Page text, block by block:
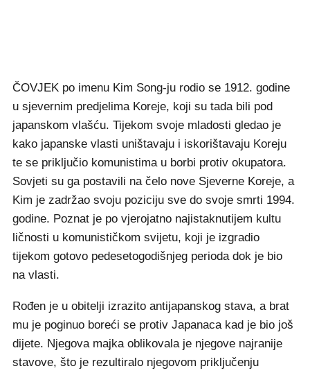
ČOVJEK po imenu Kim Song-ju rodio se 1912. godine
u sjevernim predjelima Koreje, koji su tada bili pod
japanskom vlašću. Tijekom svoje mladosti gledao je
kako japanske vlasti uništavaju i iskorištavaju Koreju
te se priključio komunistima u borbi protiv okupatora.
Sovjeti su ga postavili na čelo nove Sjeverne Koreje, a
Kim je zadržao svoju poziciju sve do svoje smrti 1994.
godine. Poznat je po vjerojatno najistaknutijem kultu
ličnosti u komunističkom svijetu, koji je izgradio
tijekom gotovo pedesetogodišnjeg perioda dok je bio
na vlasti.
Rođen je u obitelji izrazito antijapanskog stava, a brat
mu je poginuo boreći se protiv Japanaca kad je bio još
dijete. Njegova majka oblikovala je njegove najranije
stavove, što je rezultiralo njegovom priključenju